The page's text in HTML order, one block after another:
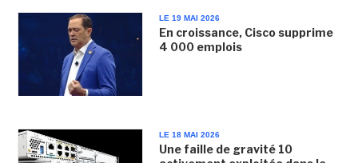
LE 19 MAI 2026
En croissance, Cisco supprime
4 000 emplois
LE 18 MAI 2026
Une faille de gravité 10